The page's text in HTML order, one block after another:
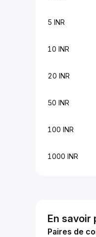
5 INR
10 INR
20 INR
50 INR
100 INR
1000 INR
En savoir
Paires de